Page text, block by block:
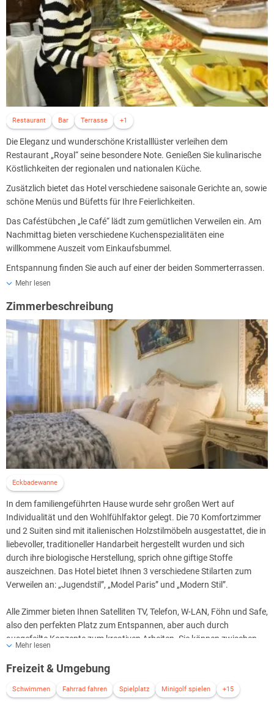
Restaurant Bar Terrasse +1
Die Eleganz und wunderschöne Kristalllüster verleihen dem
Restaurant „Royal“ seine besondere Note. Genießen Sie kulinarische
Köstlichkeiten der regionalen und nationalen Küche.
Zusätzlich bietet das Hotel verschiedene saisonale Gerichte an, sowie
schöne Menüs und Büfetts für Ihre Feierlichkeiten.
Das Caféstübchen „le Café“ lädt zum gemütlichen Verweilen ein. Am
Nachmittag bieten verschiedene Kuchenspezialitäten eine
willkommene Auszeit vom Einkaufsbummel.
Entspannung finden Sie auch auf einer der beiden Sommerterrassen.
Lassen Sie sich verzaubern von dem südlichen Flair und gönnen Sie
Auch ein beliebter Treffpunkt, vor wie nach dem Essen, ist die
Hotelbar - der geeignete Rahmen, um einen erfolgreichen Tag
angenehm ausklingen zu lassen. Lassen Sie sich von den Cocktail-
Köstlichkeiten überraschen.
Mehr lesen
Zimmerbeschreibung
Eckbadewanne
In dem familiengeführten Hause wurde sehr großen Wert auf
Individualität und den Wohlfühlfaktor gelegt. Die 70 Komfortzimmer
und 2 Suiten sind mit italienischen Holzstilmöbeln ausgestattet, die in
liebevoller, traditioneller Handarbeit hergestellt wurden und sich
durch ihre biologische Herstellung, sprich ohne giftige Stoffe
auszeichnen. Das Hotel bietet Ihnen 3 verschiedene Stilarten zum
Verweilen an: „Jugendstil”, „Model Paris” und „Modern Stil”.
Alle Zimmer bieten Ihnen Satelliten TV, Telefon, W-LAN, Föhn und Safe,
also den perfekten Platz zum Entspannen, aber auch durch
ausgefeilte Konzepte zum kreativen Arbeiten. Sie können zwischen
Mehr lesen
Freizeit & Umgebung
Schwimmen Fahrrad fahren Spielplatz Minigolf spielen +15